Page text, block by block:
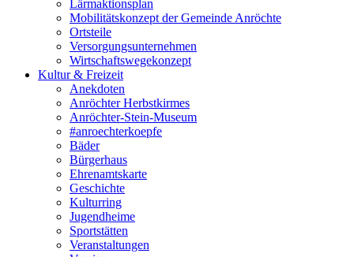
Lärmaktionsplan
Mobilitätskonzept der Gemeinde Anröchte
Ortsteile
Versorgungsunternehmen
Wirtschaftswegekonzept
Kultur & Freizeit
Anekdoten
Anröchter Herbstkirmes
Anröchter-Stein-Museum
#anroechterkoepfe
Bäder
Bürgerhaus
Ehrenamtskarte
Geschichte
Kulturring
Jugendheime
Sportstätten
Veranstaltungen